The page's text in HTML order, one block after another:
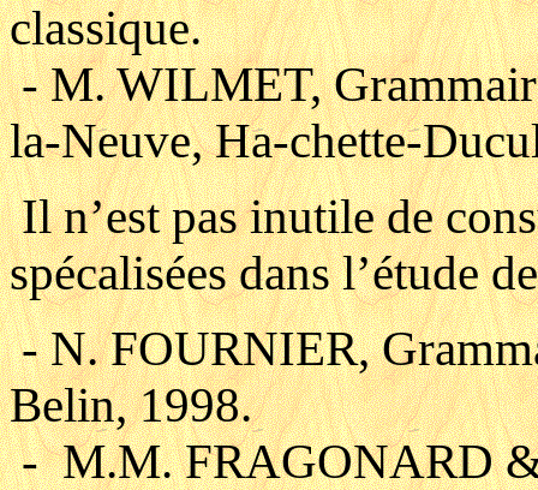
classique.
- M. WILMET,
la-Neuve, Ha-chette-
Il n’est pas inutile de
spécalisées dans l’étude
- N. FOURNIER,
Belin, 1998.
- M.M. FRAGONARD